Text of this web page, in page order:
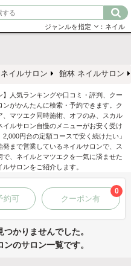
ジャンルを指定 ：ネイル
イルサロン 館林 ネイルサロン
】人気ランキングや口コミ・評判、クー
がかんたんに検索・予約できます。ク
マツエク同時施術、オフのみ、スカル
ルサロン自慢のメニューがお安く受け
円台の定額コースで安く続けたい」
発まで営業しているネイルサロンで、ス
、ネイルとマツエクを一気に済ませた
サロンをご紹介します。
約可 クーポン有
0
かりませんでした。
のサロン一覧です。